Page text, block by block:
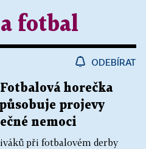
fotbal
ODEBÍRAT
horečka
projevy
nemoci
při fotbalovém derby